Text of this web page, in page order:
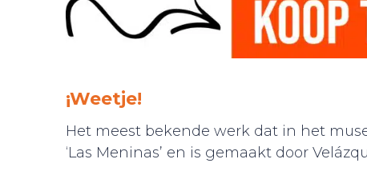
¡Weetje!
Het meest bekende werk dat in het
‘Las Meninas’ en is gemaakt door